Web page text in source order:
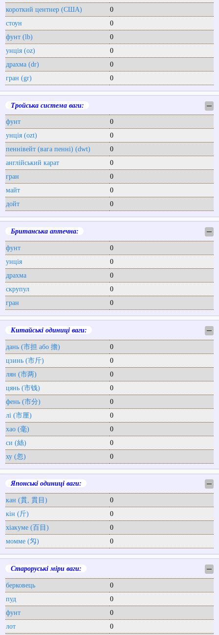
короткий центнер (США)
0
стоун
0
фунт (lb)
0
унція (oz)
0
драхма (dr)
0
гран (gr)
0
Тройська система ваги: ─
фунт
0
унція (ozt)
0
пеннівейт (вага пенні) (dwt)
0
англійський карат
0
гран
0
майт
0
дойт
0
Британська аптечна: ─
фунт
0
унція
0
драхма
0
скрупул
0
гран
0
Китайські одиниці ваги: ─
дань (市担 або 擔)
0
цзинь (市斤)
0
лян (市两)
0
цянь (市钱)
0
фень (市分)
0
лі (市厘)
0
хао (毫)
0
си (絲)
0
ху (忽)
0
Японські одиниці ваги: ─
кан (貫, 貫目)
0
кін (斤)
0
хіакуме (百目)
0
момме (匁)
0
Староруські міри ваги: ─
берковець
0
пуд
0
фунт
0
лот
0